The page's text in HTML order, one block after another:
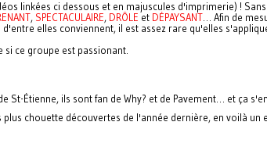
linkées ci dessous et en majuscules d'imprimerie) !
, SPECTACULAIRE, DRÔLEet DÉPAYSANT … Afin de
d'entre elles conviennent, il est assez rare qu'elles
ce groupe est passionant.
St-Étienne, ils sont fan de Why? et de Pavement… et ça
chouette découvertes de l'année dernière, en voilà un